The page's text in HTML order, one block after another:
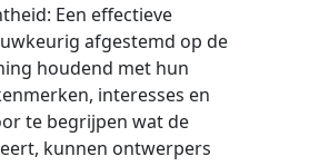
Een effectieve
afgestemd op de
houdend met hun
interesses en
te begrijpen wat de
kunnen ontwerpers